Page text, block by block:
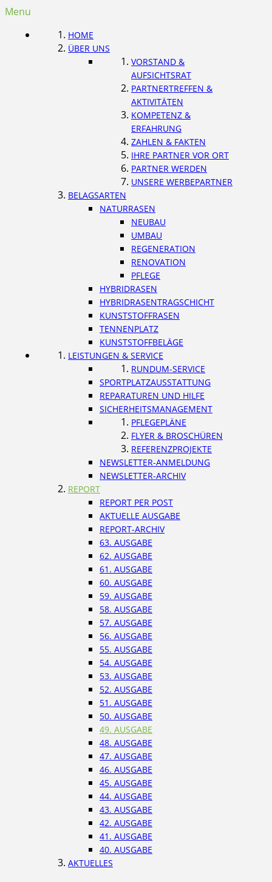
Menu
HOME
ÜBER UNS
VORSTAND &
AUFSICHTSRAT
PARTNERTREFFEN &
AKTIVITÄTEN
KOMPETENZ &
ERFAHRUNG
ZAHLEN & FAKTEN
IHRE PARTNER VOR ORT
PARTNER WERDEN
UNSERE WERBEPARTNER
BELAGSARTEN
NATURRASEN
NEUBAU
UMBAU
REGENERATION
RENOVATION
PFLEGE
HYBRIDRASEN
HYBRIDRASENTRAGSCHICHT
KUNSTSTOFFRASEN
TENNENPLATZ
KUNSTSTOFFBELÄGE
LEISTUNGEN & SERVICE
RUNDUM-SERVICE
SPORTPLATZAUSSTATTUNG
REPARATUREN UND HILFE
SICHERHEITSMANAGEMENT
PFLEGEPLÄNE
FLYER & BROSCHÜREN
REFERENZPROJEKTE
NEWSLETTER-ANMELDUNG
NEWSLETTER-ARCHIV
REPORT
REPORT PER POST
AKTUELLE AUSGABE
REPORT-ARCHIV
63. AUSGABE
62. AUSGABE
61. AUSGABE
60. AUSGABE
59. AUSGABE
58. AUSGABE
57. AUSGABE
56. AUSGABE
55. AUSGABE
54. AUSGABE
53. AUSGABE
52. AUSGABE
51. AUSGABE
50. AUSGABE
49. AUSGABE
48. AUSGABE
47. AUSGABE
46. AUSGABE
45. AUSGABE
44. AUSGABE
43. AUSGABE
42. AUSGABE
41. AUSGABE
40. AUSGABE
AKTUELLES